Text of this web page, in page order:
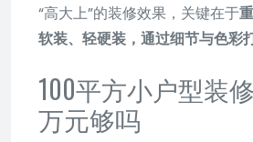
“高大上”的装修效果，关键在于
软装、轻硬装，通过细节与色彩
100平方小户型装
万元够吗